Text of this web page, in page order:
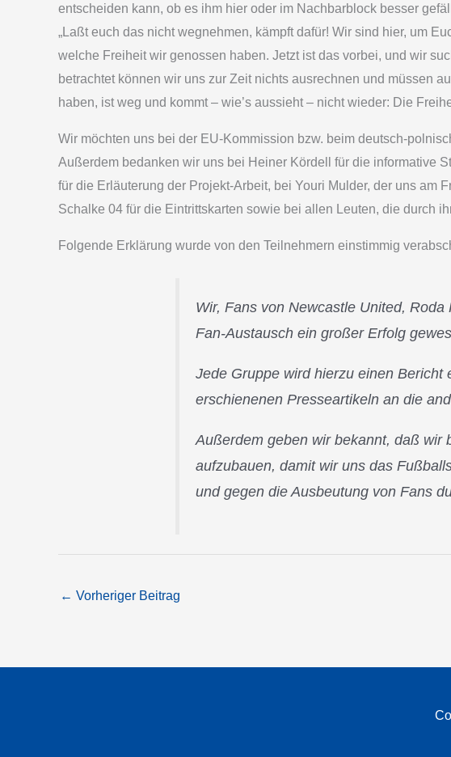
entscheiden kann, ob es ihm hier oder im Nachbarblock besser
„Laßt euch das nicht wegnehmen, kämpft dafür! Wir sind hier, um
welche Freiheit wir genossen haben. Jetzt ist das vorbei, und wir
betrachtet können wir uns zur Zeit nichts ausrechnen und müssen
haben, ist weg und kommt – wie’s aussieht – nicht wieder: Die
Wir möchten uns bei der EU-Kommission bzw. beim deutsch-
Außerdem bedanken wir uns bei Heiner Kördell für die informative
für die Erläuterung der Projekt-Arbeit, bei Youri Mulder, der uns am
Schalke 04 für die Eintrittskarten sowie bei allen Leuten, die durch
Folgende Erklärung wurde von den Teilnehmern einstimmig
Wir, Fans von Newcastle United,
Fan-Austausch ein großer Erfolg
Jede Gruppe wird hierzu einen
erschienenen Presseartikeln an die
Außerdem geben wir bekannt, daß wir
aufzubauen, damit wir uns das
und gegen die Ausbeutung von Fans
← Vorheriger Beitrag